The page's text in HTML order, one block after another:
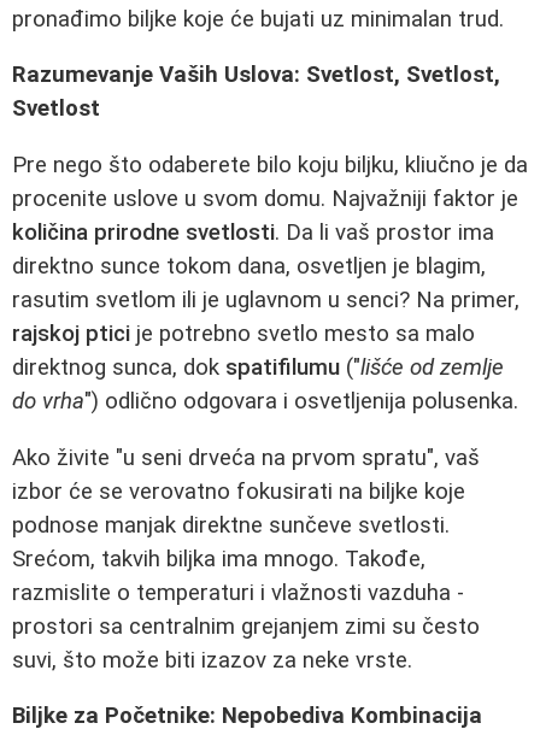
pronađimo biljke koje će bujati uz minimalan trud.
Razumevanje Vaših Uslova: Svetlost, Svetlost,
Svetlost
Pre nego što odaberete bilo koju biljku, kliučno je da
procenite uslove u svom domu. Najvažniji faktor je
količina prirodne svetlosti. Da li vaš prostor ima
direktno sunce tokom dana, osvetljen je blagim,
rasutim svetlom ili je uglavnom u senci? Na primer,
rajskoj ptici je potrebno svetlo mesto sa malo
direktnog sunca, dok spatifilumu ("lišće od zemlje
do vrha") odlično odgovara i osvetljenija polusenka.
Ako živite "u seni drveća na prvom spratu", vaš
izbor će se verovatno fokusirati na biljke koje
podnose manjak direktne sunčeve svetlosti.
Srećom, takvih biljka ima mnogo. Takođe,
razmislite o temperaturi i vlažnosti vazduha -
prostori sa centralnim grejanjem zimi su često
suvi, što može biti izazov za neke vrstе.
Biljke za Početnike: Nepobediva Kombinacija